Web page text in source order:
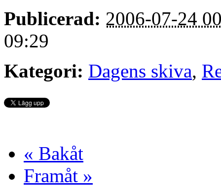
Publicerad: 2006-07-24
09:29
Kategori: Dagens skiva,
« Bakåt
Framåt »